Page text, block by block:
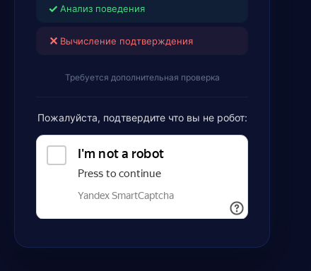
✓ Анализ поведения
✕ Вычисление подтверждения
Требуется дополнительная проверка
Пожалуйста, подтвердите что вы не робот: